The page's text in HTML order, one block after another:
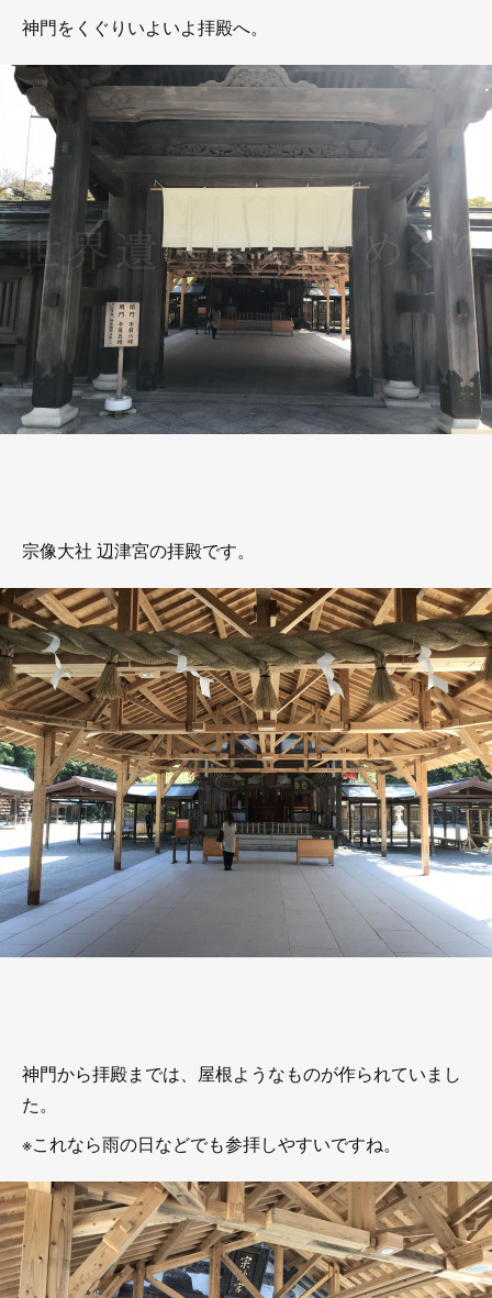
神門をくぐりいよいよ拝殿へ。
宗像大社 辺津宮の拝殿です。
神門から拝殿までは、屋根ようなものが作られていまし
た。
※これなら雨の日などでも参拝しやすいですね。